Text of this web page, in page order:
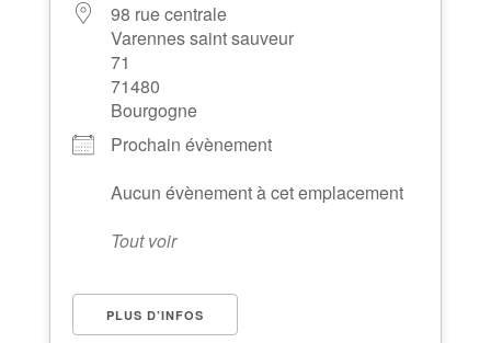
98 rue centrale
Varennes saint sauveur
71
71480
Bourgogne
Prochain évènement
Aucun évènement à cet emplacement
Tout voir
PLUS D’INFOS